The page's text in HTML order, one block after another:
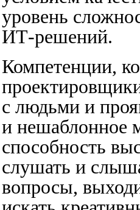
уровень
ИТ-решений.
Компетенции,
с людьми и
и нешаблонное
способность
слушать и
вопросы,